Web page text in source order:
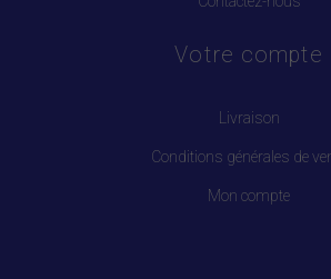
Votre compte
Livraison
Conditions générales de
Mon compte